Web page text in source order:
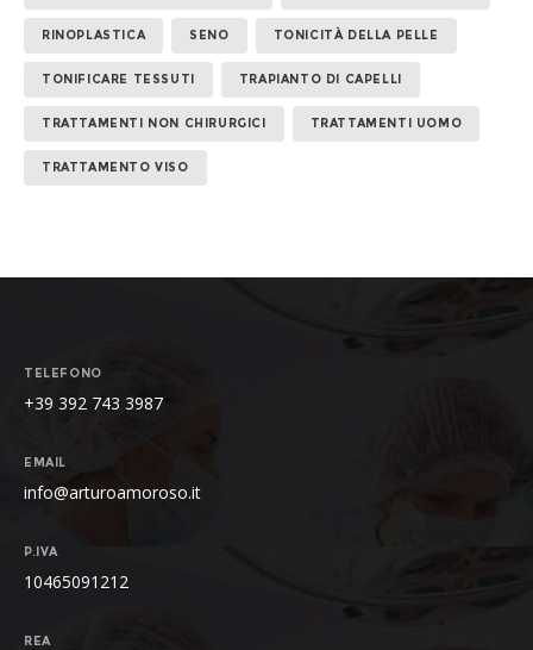
RINOPLASTICA SENO TONICITÀ DELLA PELLE
TONIFICARE TESSUTI TRAPIANTO DI CAPELLI
TRATTAMENTI NON CHIRURGICI TRATTAMENTI UOMO
TRATTAMENTO VISO
TELEFONO
+39 392 743 3987
EMAIL
info@arturoamoroso.it
P.IVA
10465091212
REA